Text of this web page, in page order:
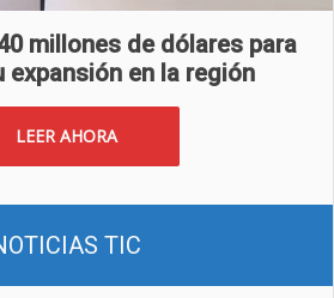
millones de dólares para
expansión en la región
LEER AHORA
TIC